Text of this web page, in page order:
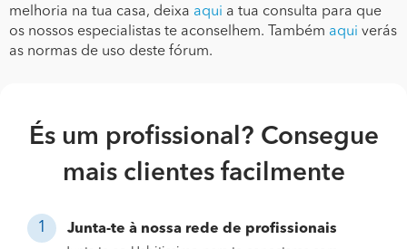
melhoria na tua casa, deixa aqui a tua consulta para que
os nossos especialistas te aconselhem. Também aqui verás
as normas de uso deste fórum.
És um profissional? Consegue
mais clientes facilmente
Junta-te à nossa rede de profissionais